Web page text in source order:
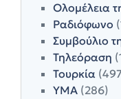
Ολομέλεια
Ραδιόφωνο
Συμβούλιο
Τηλεόραση
Τουρκία
ΥΜΑ (286)